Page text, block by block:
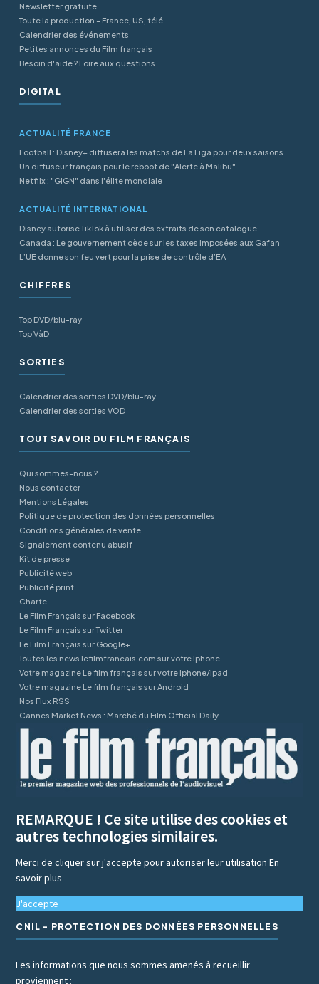
Newsletter gratuite
Toute la production - France, US, télé
Calendrier des événements
Petites annonces du Film français
Besoin d'aide ? Foire aux questions
DIGITAL
ACTUALITÉ FRANCE
Football : Disney+ diffusera les matchs de La Liga pour deux saisons
Un diffuseur français pour le reboot de "Alerte à Malibu"
Netflix : "GIGN" dans l'élite mondiale
ACTUALITÉ INTERNATIONAL
Disney autorise TikTok à utiliser des extraits de son catalogue
Canada : Le gouvernement cède sur les taxes imposées aux Gafan
L’UE donne son feu vert pour la prise de contrôle d’EA
CHIFFRES
Top DVD/blu-ray
Top VàD
SORTIES
Calendrier des sorties DVD/blu-ray
Calendrier des sorties VOD
TOUT SAVOIR DU FILM FRANÇAIS
Qui sommes-nous ?
Nous contacter
Mentions Légales
Politique de protection des données personnelles
Conditions générales de vente
Signalement contenu abusif
Kit de presse
Publicité web
Publicité print
Charte
Le Film Français sur Facebook
Le Film Français sur Twitter
Le Film Français sur Google+
Toutes les news lefilmfrancais.com sur votre Iphone
Votre magazine Le film français sur votre Iphone/Ipad
Votre magazine Le film français sur Android
Nos Flux RSS
Cannes Market News : Marché du Film Official Daily
REMARQUE ! Ce site utilise des cookies et
autres technologies similaires.
Merci de cliquer sur j'accepte pour autoriser leur utilisationEn
savoir plus
J'accepte
CNIL - PROTECTION DES DONNÉES PERSONNELLES
Les informations que nous sommes amenés à recueillir
proviennent :